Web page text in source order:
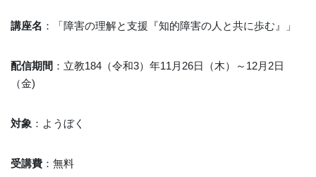
講座名 ：「障害の理解と支援『知的障害の人と共に歩む』」
配信期間 ：立教184（令和3）年11月26日（木）～12月2日
（金)
対象 ：ようぼく
受講費 ：無料